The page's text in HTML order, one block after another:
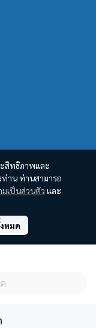
สิทธิภาพและ
าน ท่านสามารถ
มเป็นส่วนตัว และ
หมด